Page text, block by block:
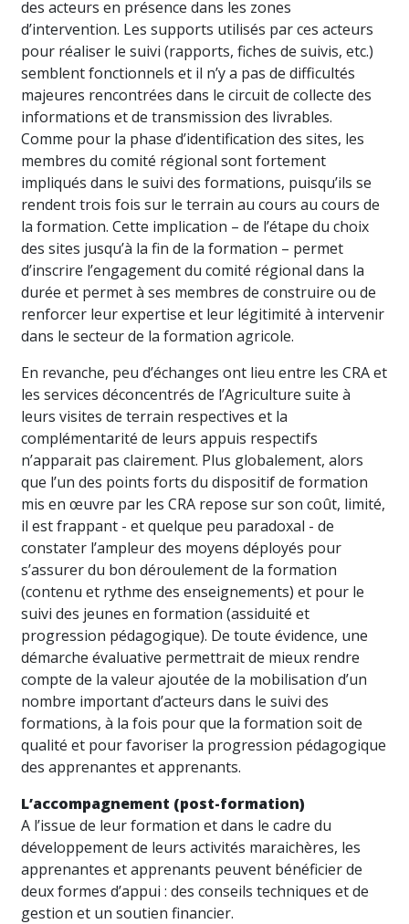
des acteurs en présence dans les zones
d’intervention. Les supports utilisés par ces acteurs
pour réaliser le suivi (rapports, fiches de suivis, etc.)
semblent fonctionnels et il n’y a pas de difficultés
majeures rencontrées dans le circuit de collecte des
informations et de transmission des livrables.
Comme pour la phase d’identification des sites, les
membres du comité régional sont fortement
impliqués dans le suivi des formations, puisqu’ils se
rendent trois fois sur le terrain au cours au cours de
la formation. Cette implication – de l’étape du choix
des sites jusqu’à la fin de la formation – permet
d’inscrire l’engagement du comité régional dans la
durée et permet à ses membres de construire ou de
renforcer leur expertise et leur légitimité à intervenir
dans le secteur de la formation agricole.
En revanche, peu d’échanges ont lieu entre les CRA et
les services déconcentrés de l’Agriculture suite à
leurs visites de terrain respectives et la
complémentarité de leurs appuis respectifs
n’apparait pas clairement. Plus globalement, alors
que l’un des points forts du dispositif de formation
mis en œuvre par les CRA repose sur son coût, limité,
il est frappant - et quelque peu paradoxal - de
constater l’ampleur des moyens déployés pour
s’assurer du bon déroulement de la formation
(contenu et rythme des enseignements) et pour le
suivi des jeunes en formation (assiduité et
progression pédagogique). De toute évidence, une
démarche évaluative permettrait de mieux rendre
compte de la valeur ajoutée de la mobilisation d’un
nombre important d’acteurs dans le suivi des
formations, à la fois pour que la formation soit de
qualité et pour favoriser la progression pédagogique
des apprenantes et apprenants.
L’accompagnement (post-formation)
A l’issue de leur formation et dans le cadre du
développement de leurs activités maraichères, les
apprenantes et apprenants peuvent bénéficier de
deux formes d’appui : des conseils techniques et de
gestion et un soutien financier.